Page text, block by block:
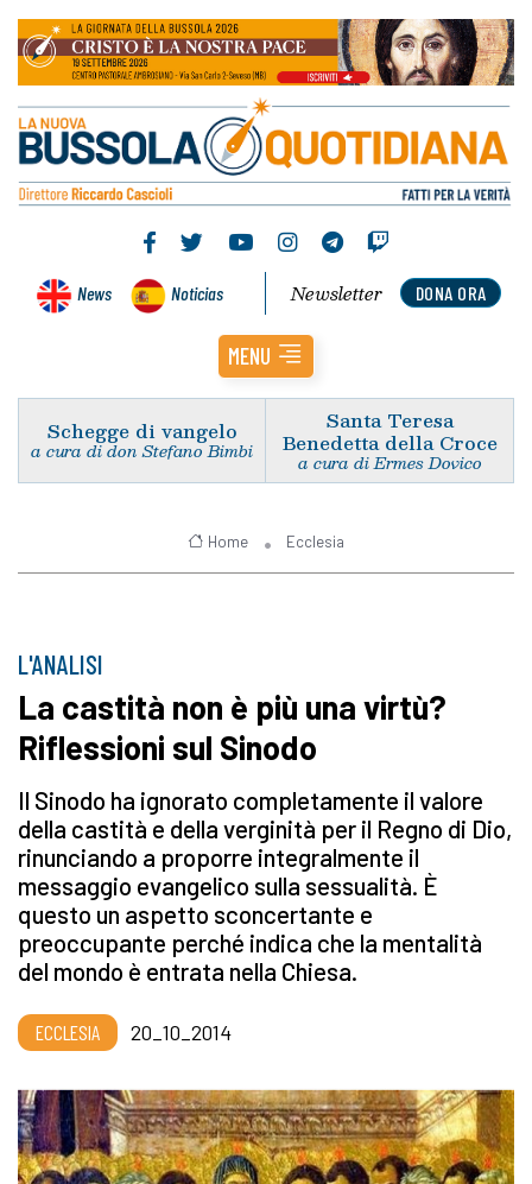
News Noticias DONA ORA
Newsletter
MENU
Schegge di vangelo
a cura di don Stefano Bimbi
Santa Teresa
Benedetta della Croce
a cura di Ermes Dovico
Home Ecclesia
L'ANALISI
La castità non è più una virtù?
Riflessioni sul Sinodo
Il Sinodo ha ignorato completamente il valore
della castità e della verginità per il Regno di Dio,
rinunciando a proporre integralmente il
messaggio evangelico sulla sessualità. È
questo un aspetto sconcertante e
preoccupante perché indica che la mentalità
del mondo è entrata nella Chiesa.
ECCLESIA 20_10_2014